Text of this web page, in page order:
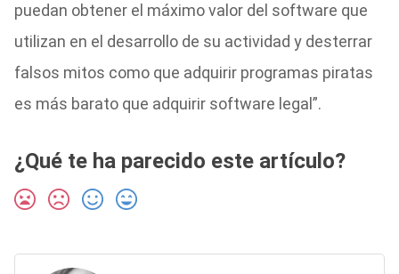
puedan obtener el máximo valor del software que
utilizan en el desarrollo de su actividad y desterrar
falsos mitos como que adquirir programas piratas
es más barato que adquirir software legal”.
¿Qué te ha parecido este artículo?